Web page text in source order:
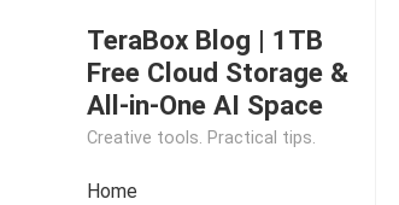
TeraBox Blog | 1TB
Free Cloud Storage &
All-in-One AI Space
Creative tools. Practical tips.
Home